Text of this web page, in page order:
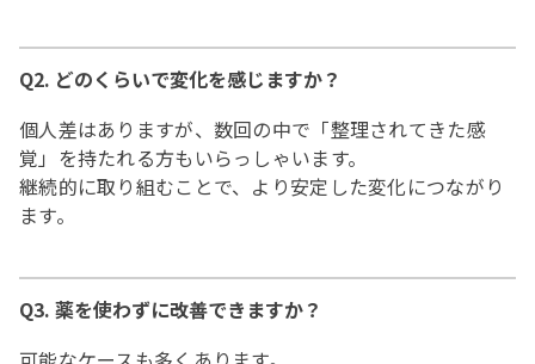
Q2. どのくらいで変化を感じますか？
個人差はありますが、数回の中で「整理されてきた感
覚」を持たれる方もいらっしゃいます。
継続的に取り組むことで、より安定した変化につながり
ます。
Q3. 薬を使わずに改善できますか？